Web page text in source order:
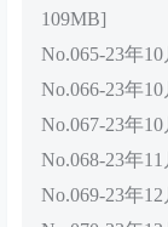
109MB]
No.065-23年
No.066-23年
No.067-23年
No.068-23年
No.069-23年